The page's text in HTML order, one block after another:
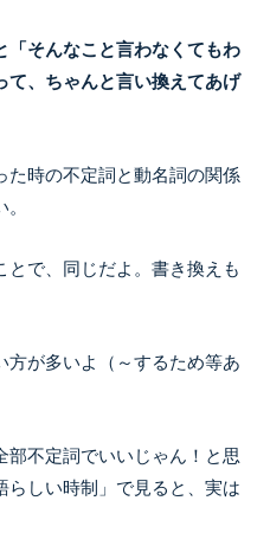
「そんなこと言わなくてもわ
て、ちゃんと言い換えてあげ
た時の不定詞と動名詞の関係
とで、同じだよ。書き換えも
方が多いよ（～するため等あ
部不定詞でいいじゃん！と思
らしい時制」で見ると、実は